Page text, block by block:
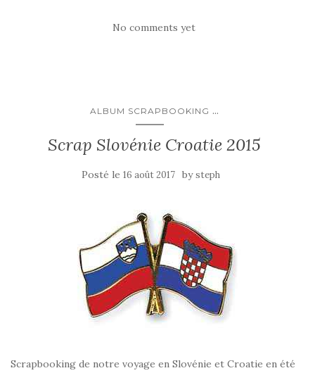
No comments yet
ALBUM SCRAPBOOKING ...
Scrap Slovénie Croatie 2015
Posté le 16 août 2017 bysteph
Scrapbooking de notre voyage en Slovénie et Croatie en été